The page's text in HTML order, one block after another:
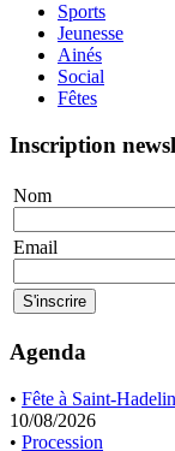
Sports
Jeunesse
Ainés
Social
Fêtes
Inscription
Nom
Email
Agenda
• Fête à Saint-Hadelin
10/08/2026
• Procession